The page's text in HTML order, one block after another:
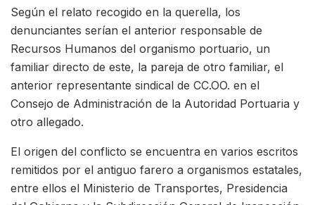
Según el relato recogido en la querella, los
denunciantes serían el anterior responsable de
Recursos Humanos del organismo portuario, un
familiar directo de este, la pareja de otro familiar, el
anterior representante sindical de CC.OO. en el
Consejo de Administración de la Autoridad Portuaria y
otro allegado.
El origen del conflicto se encuentra en varios escritos
remitidos por el antiguo farero a organismos estatales,
entre ellos el Ministerio de Transportes, Presidencia